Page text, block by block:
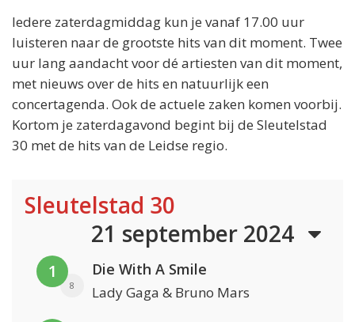
Iedere zaterdagmiddag kun je vanaf 17.00 uur
luisteren naar de grootste hits van dit moment. Twee
uur lang aandacht voor dé artiesten van dit moment,
met nieuws over de hits en natuurlijk een
concertagenda. Ook de actuele zaken komen voorbij.
Kortom je zaterdagavond begint bij de Sleutelstad
30 met de hits van de Leidse regio.
Sleutelstad 30
21 september 2024
1
8
Die With A Smile
Lady Gaga & Bruno Mars